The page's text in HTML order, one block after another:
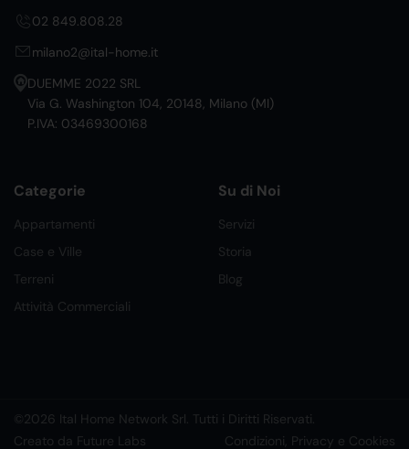
02 849.808.28
milano2@ital-home.it
DUEMME 2022 SRL
Via G. Washington 104, 20148, Milano (MI)
P.IVA: 03469300168
Categorie
Appartamenti
Case e Ville
Terreni
Attività Commerciali
Su di Noi
Servizi
Storia
Blog
©2026 Ital Home Network Srl. Tutti i Diritti Riservati.
Creato da Future Labs
Condizioni, Privacy e Cookies